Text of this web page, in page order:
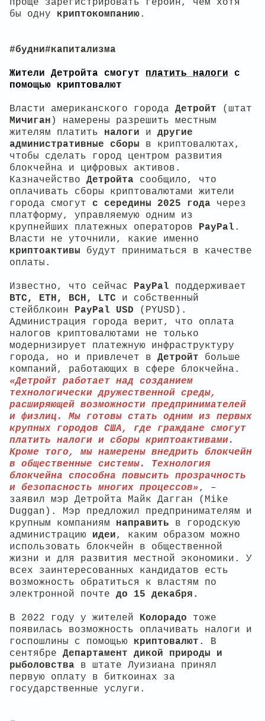
проще зарегистрировать героин, чем хотя
бы одну криптокомпанию.
#будни#капитализма
Жители Детройта смогут платить налоги с
помощью криптовалют
Власти американского города Детройт
(штат
Мичиган ) намерены разрешить местным
жителям платить налоги и другие
административные сборы в криптовалютах,
чтобы сделать город центром развития
блокчейна и цифровых активов.
Казначейство Детройта сообщило, что
оплачивать сборы криптовалютами жители
города смогут с середины 2025 года через
платформу, управляемую одним из
крупнейших платежных операторов PayPal .
Власти не уточнили, какие именно
криптоактивы будут приниматься в качестве
оплаты.
Известно, что сейчас PayPal поддерживает
BTC, ETH, BCH, LTC и собственный
стейблкоин PayPal USD (PYUSD).
Администрация города верит, что оплата
налогов криптовалютами не только
модернизирует платежную инфраструктуру
города, но и привлечет в Детройт больше
компаний, работающих в сфере блокчейна.
«Детройт работает над созданием
технологически дружественной среды,
расширяющей возможности предпринимателей
и физлиц. Мы готовы стать одним из первых
крупных городов США, где граждане смогут
платить налоги и сборы криптоактивами.
Кроме того, мы намерены внедрить блокчейн
в общественные системы. Технология
блокчейна способна повысить прозрачность
и безопасность многих процессов», –
заявил мэр Детройта Майк Дагган (Mike
Duggan). Мэр предложил предпринимателям и
крупным компаниям направить в городскую
администрацию идеи, каким образом можно
использовать блокчейн в общественной
жизни и для развития местной экономики. У
всех заинтересованных кандидатов есть
возможность обратиться к властям по
электронной почте до 15 декабря.
В 2022 году у жителей Колорадо тоже
появилась возможность оплачивать налоги и
госпошлины с помощью криптовалют . В
сентябре Департамент дикой природы и
рыболовства в штате Луизиана принял
первую оплату в биткоинах за
государственные услуги.